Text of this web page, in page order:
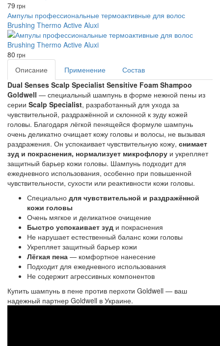
79 грн
Ампулы профессиональные термоактивные для волос
Brushing Thermo Active Aluxi
80 грн
Описание Применение
Состав
Dual Senses Scalp Specialist Sensitive Foam Shampoo
Goldwell — специальный шампунь в форме нежной пены из
серии Scalp Specialist, разработанный для ухода за
чувствительной, раздражённой и склонной к зуду кожей
головы. Благодаря лёгкой пенящейся формуле шампунь
очень деликатно очищает кожу головы и волосы, не вызывая
раздражения. Он успокаивает чувствительную кожу, снимает
зуд и покраснения, нормализует микрофлору и укрепляет
защитный барьер кожи головы. Шампунь подходит для
ежедневного использования, особенно при повышенной
чувствительности, сухости или реактивности кожи головы.
Специально для чувствительной и раздражённой
кожи головы
Очень мягкое и деликатное очищение
Быстро успокаивает зуд и покраснения
Не нарушает естественный баланс кожи головы
Укрепляет защитный барьер кожи
Лёгкая пена — комфортное нанесение
Подходит для ежедневного использования
Не содержит агрессивных компонентов
Купить шампунь в пене против перхоти Goldwell — ваш
надежный партнер Goldwell в Украине.